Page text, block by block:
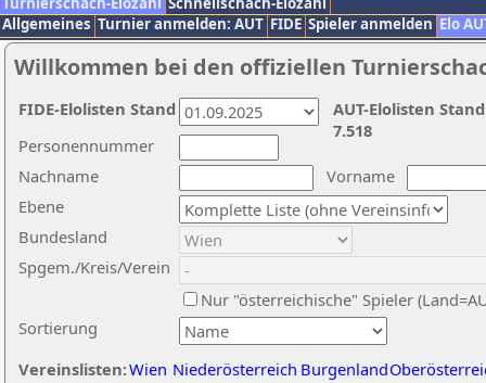
Allgemeines Turnier anmelden: AUT FIDE Spieler anmelden Elo
Willkommen bei den offiziellen
Nachname
Vorname
Ebene
Sortierung
Personennummer
Bundesland
Spgem./Kreis/Verein
Nur "österreichische" Spieler
Vereinslisten:Wien Niederösterreich Burgenland
AUT-Elolisten
7.518
FIDE-Elolisten Stand